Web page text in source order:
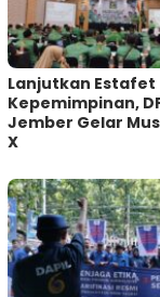
Lanjutkan Estafet
Kepemimpinan,
Jember Gelar
X